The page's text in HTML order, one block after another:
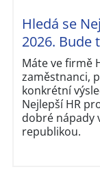
Hledá se
2026. Bude
Máte ve firmě
zaměstnanci,
konkrétní
Nejlepší HR
dobré nápady
republikou.